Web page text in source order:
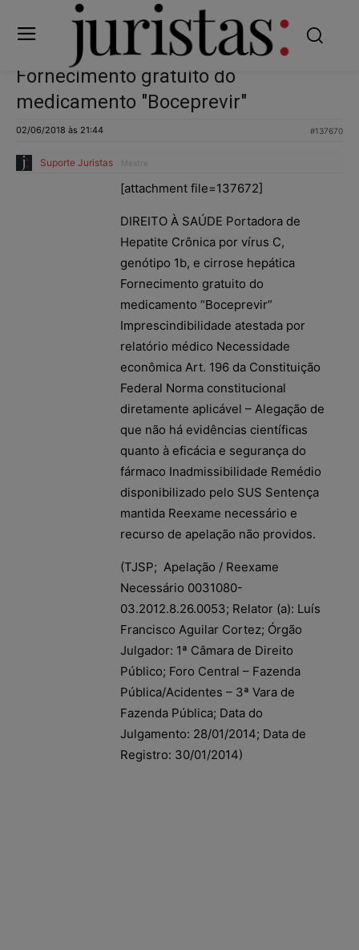
Fornecimento gratuito do
medicamento "Boceprevir"
02/06/2018 às 21:44 #137670
Suporte Juristas Mestre
[attachment file=137672]
DIREITO À SAÚDE Portadora de
Hepatite Crônica por vírus C,
genótipo 1b, e cirrose hepática
Fornecimento gratuito do
medicamento “Boceprevir”
Imprescindibilidade atestada por
relatório médico Necessidade
econômica Art. 196 da Constituição
Federal Norma constitucional
diretamente aplicável – Alegação de
que não há evidências científicas
quanto à eficácia e segurança do
fármaco Inadmissibilidade Remédio
disponibilizado pelo SUS Sentença
mantida Reexame necessário e
recurso de apelação não providos.
(TJSP; Apelação / Reexame
Necessário 0031080-
03.2012.8.26.0053; Relator (a): Luís
Francisco Aguilar Cortez; Órgão
Julgador: 1ª Câmara de Direito
Público; Foro Central – Fazenda
Pública/Acidentes – 3ª Vara de
Fazenda Pública; Data do
Julgamento: 28/01/2014; Data de
Registro: 30/01/2014)